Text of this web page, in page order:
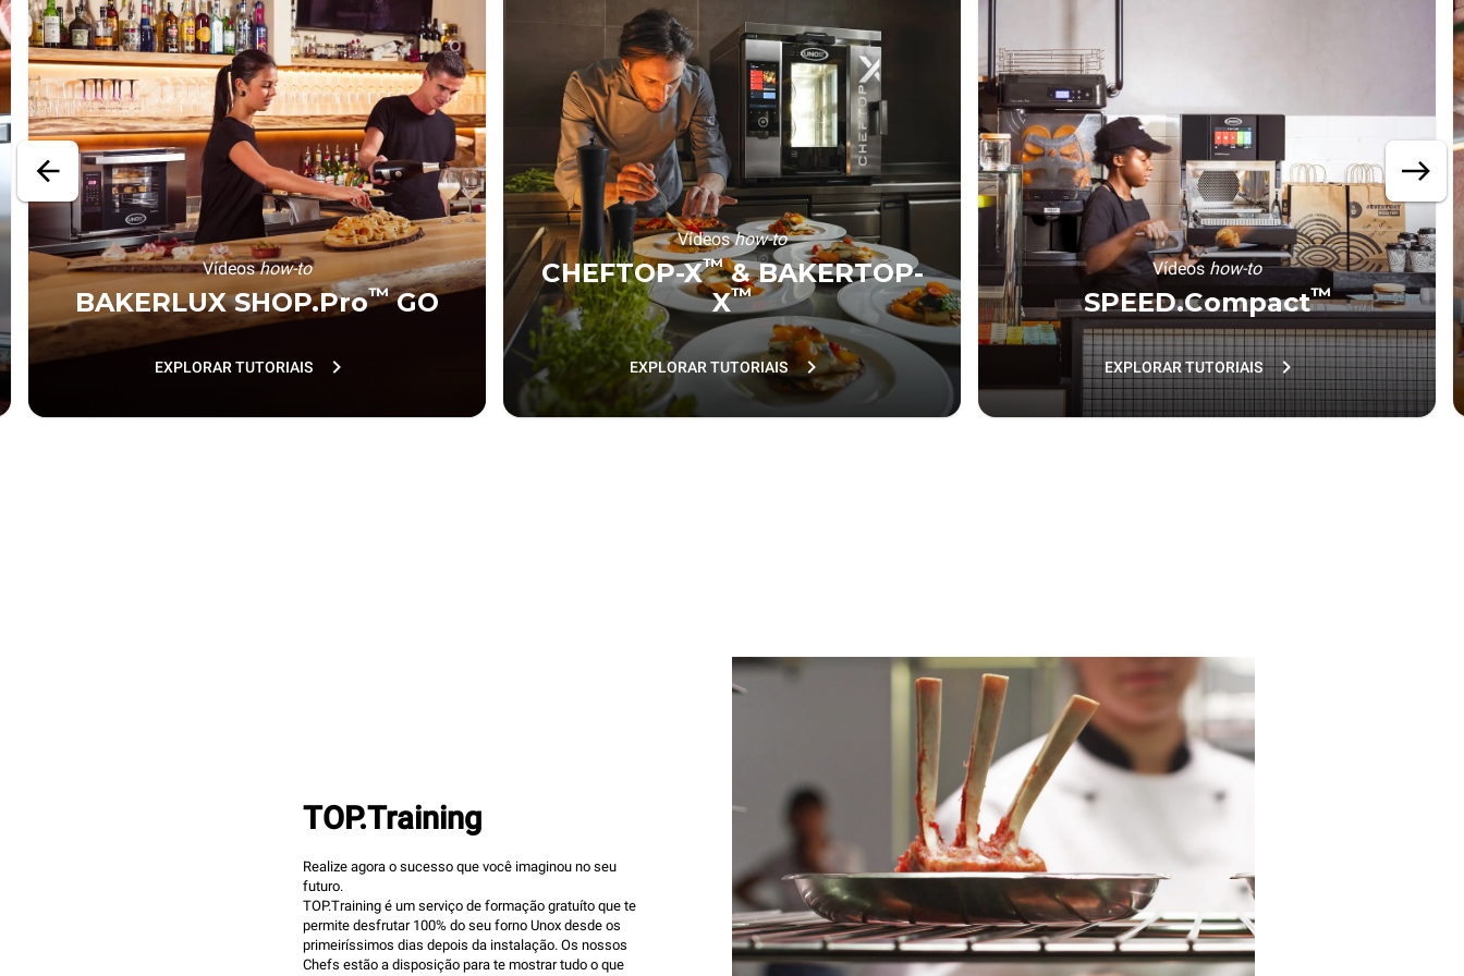
Vídeoshow-to
CHEFTOP-X™& BAKERTOP-
X™
EXPLORAR TUTORIAIS
Vídeos how-to
SPEED.Compact™
EXPLORAR TUTORIAIS
Vídeoshow-to
BAKERLUX SHOP.Pro™GO
EXPLORAR TUTORIAIS
TOP.Training
Realize agora o sucesso que você imaginou no seu
futuro.
TOP.Training é um serviço de formação gratuíto que te
permite desfrutar 100% do seu forno Unox desde os
primeiríssimos dias depois da instalação. Os nossos
Chefs estão a disposição para te mostrar tudo o que